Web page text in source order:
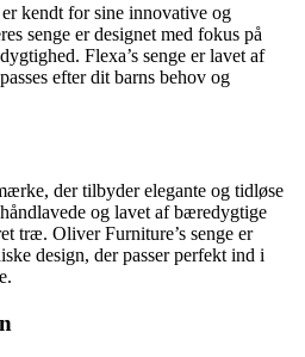
kendt for sine innovative og
senge er designet med fokus på
Flexa’s senge er lavet af
efter dit barns behov og
der tilbyder elegante og tidløse
og lavet af bæredygtige
træ. Oliver Furniture’s senge er
design, der passer perfekt ind i